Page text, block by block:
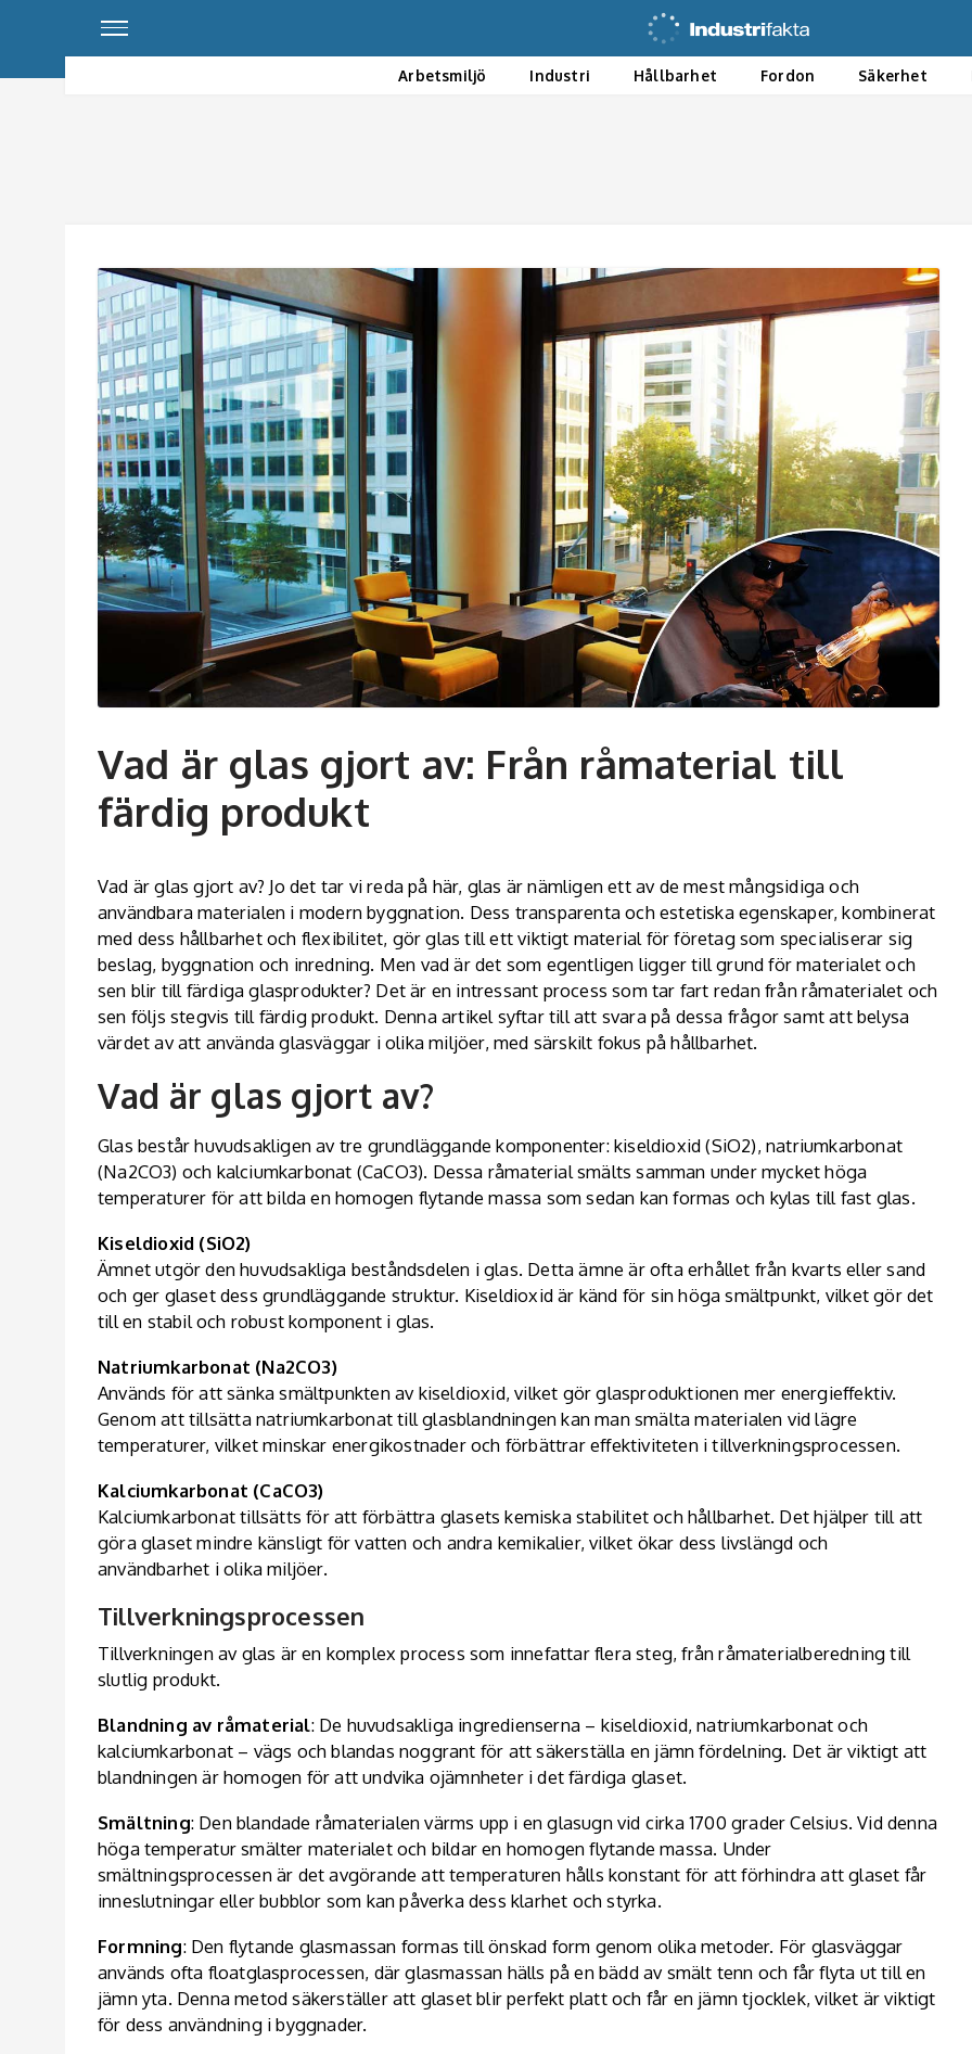
Arbetsmiljö Industri Hållbarhet Fordon Säkerhet
Vad är glas gjort av: Från råmaterial till
färdig produkt
Vad är glas gjort av? Jo det tar vi reda på här, glas är nämligen ett av de mest mångsidiga och
användbara materialen i modern byggnation. Dess transparenta och estetiska egenskaper, kombinerat
med dess hållbarhet och flexibilitet, gör glas till ett viktigt material för företag som specialiserar sig
beslag, byggnation och inredning. Men vad är det som egentligen ligger till grund för materialet och
sen blir till färdiga glasprodukter? Det är en intressant process som tar fart redan från råmaterialet och
sen följs stegvis till färdig produkt. Denna artikel syftar till att svara på dessa frågor samt att belysa
värdet av att använda glasväggar i olika miljöer, med särskilt fokus på hållbarhet.
Vad är glas gjort av?
Glas består huvudsakligen av tre grundläggande komponenter: kiseldioxid (SiO2), natriumkarbonat
(Na2CO3) och kalciumkarbonat (CaCO3). Dessa råmaterial smälts samman under mycket höga
temperaturer för att bilda en homogen flytande massa som sedan kan formas och kylas till fast glas.
Kiseldioxid (SiO2)
Ämnet utgör den huvudsakliga beståndsdelen i glas. Detta ämne är ofta erhållet från kvarts eller sand
och ger glaset dess grundläggande struktur. Kiseldioxid är känd för sin höga smältpunkt, vilket gör det
till en stabil och robust komponent i glas.
Natriumkarbonat (Na2CO3)
Används för att sänka smältpunkten av kiseldioxid, vilket gör glasproduktionen mer energieffektiv.
Genom att tillsätta natriumkarbonat till glasblandningen kan man smälta materialen vid lägre
temperaturer, vilket minskar energikostnader och förbättrar effektiviteten i tillverkningsprocessen.
Kalciumkarbonat (CaCO3)
Kalciumkarbonat tillsätts för att förbättra glasets kemiska stabilitet och hållbarhet. Det hjälper till att
göra glaset mindre känsligt för vatten och andra kemikalier, vilket ökar dess livslängd och
användbarhet i olika miljöer.
Tillverkningsprocessen
Tillverkningen av glas är en komplex process som innefattar flera steg, från råmaterialberedning till
slutlig produkt.
Blandning av råmaterial: De huvudsakliga ingredienserna – kiseldioxid, natriumkarbonat och
kalciumkarbonat – vägs och blandas noggrant för att säkerställa en jämn fördelning. Det är viktigt att
blandningen är homogen för att undvika ojämnheter i det färdiga glaset.
Smältning: Den blandade råmaterialen värms upp i en glasugn vid cirka 1700 grader Celsius. Vid denna
höga temperatur smälter materialet och bildar en homogen flytande massa. Under
smältningsprocessen är det avgörande att temperaturen hålls konstant för att förhindra att glaset får
inneslutningar eller bubblor som kan påverka dess klarhet och styrka.
Formning: Den flytande glasmassan formas till önskad form genom olika metoder. För glasväggar
används ofta floatglasprocessen, där glasmassan hälls på en bädd av smält tenn och får flyta ut till en
jämn yta. Denna metod säkerställer att glaset blir perfekt platt och får en jämn tjocklek, vilket är viktigt
för dess användning i byggnader.